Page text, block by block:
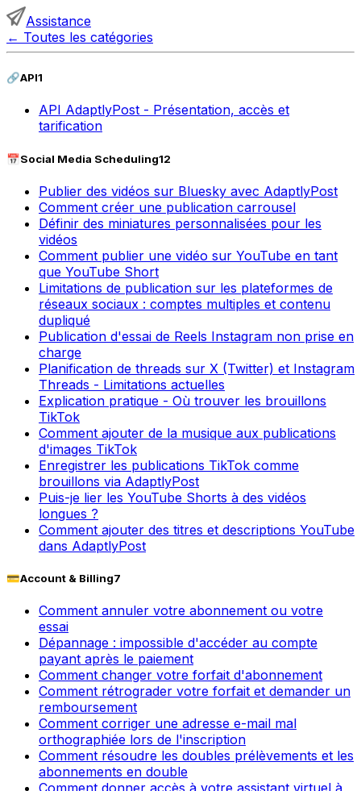
Assistance
← Toutes les catégories
🔗API1
API AdaptlyPost - Présentation, accès et
tarification
📅Social Media Scheduling12
Publier des vidéos sur Bluesky avec AdaptlyPost
Comment créer une publication carrousel
Définir des miniatures personnalisées pour les
vidéos
Comment publier une vidéo sur YouTube en tant
que YouTube Short
Limitations de publication sur les plateformes de
réseaux sociaux : comptes multiples et contenu
dupliqué
Publication d'essai de Reels Instagram non prise en
charge
Planification de threads sur X (Twitter) et Instagram
Threads - Limitations actuelles
Explication pratique - Où trouver les brouillons
TikTok
Comment ajouter de la musique aux publications
d'images TikTok
Enregistrer les publications TikTok comme
brouillons via AdaptlyPost
Puis-je lier les YouTube Shorts à des vidéos
longues ?
Comment ajouter des titres et descriptions YouTube
dans AdaptlyPost
💳Account & Billing7
Comment annuler votre abonnement ou votre
essai
Dépannage : impossible d'accéder au compte
payant après le paiement
Comment changer votre forfait d'abonnement
Comment rétrograder votre forfait et demander un
remboursement
Comment corriger une adresse e-mail mal
orthographiée lors de l'inscription
Comment résoudre les doubles prélèvements et les
abonnements en double